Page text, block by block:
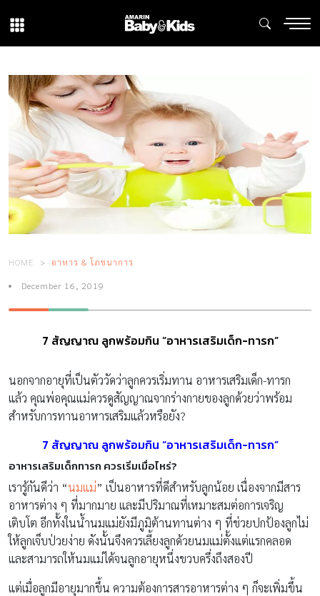
HOME อาหาร & โภชนาการ
December 16, 2019
7 สัญญาณ ลูกพร้อมกิน “อาหารเสริมเด็ก-ทารก”
นอกจากอายุที่เป็นตัววัดว่าลูกควรเริ่มทาน อาหารเสริมเด็ก-ทารก
แล้ว คุณพ่อคุณแม่ควรดูสัญญาณจากร่างกายของลูกด้วยว่าพร้อม
สำหรับการทานอาหารเสริมแล้วหรือยัง?
7 สัญญาณ ลูกพร้อมกิน “อาหารเสริมเด็ก-ทารก”
อาหารเสริมเด็กทารก ควรเริ่มเมื่อไหร่?
เรารู้กันดีว่า “นมแม่” เป็นอาหารที่ดีสำหรับลูกน้อย เนื่องจากมีสาร
อาหารต่าง ๆ ที่มากมาย และมีปริมาณที่เหมาะสมต่อการเจริญ
เติบโต อีกทั้งในน้ำนมแม่ยังมีภูมิต้านทานต่าง ๆ ที่ช่วยปกป้องลูกไม่
ให้ลูกเจ็บป่วยง่าย ดังนั้นจึงควรเลี้ยงลูกด้วยนมแม่ตั้งแต่แรกคลอด
และสามารถให้นมแม่ได้จนลูกอายุหนึ่งขวบครึ่งถึงสองปี
แต่เมื่อลูกมีอายุมากขึ้น ความต้องการสารอาหารต่าง ๆ ก็จะเพิ่มขึ้น